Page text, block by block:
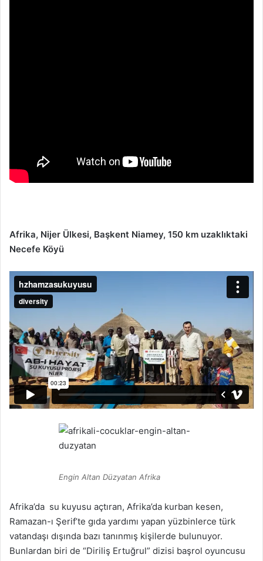
Afrika, Nijer Ülkesi, Başkent Niamey, 150 km uzaklıktaki
Necefe Köyü
Engin Altan Düzyatan Afrika
Afrika’da su kuyusu açtıran, Afrika’da kurban kesen,
Ramazan-ı Şerif’te gıda yardımı yapan yüzbinlerce türk
vatandaşı dışında bazı tanınmış kişilerde bulunuyor.
Bunlardan biri de “Diriliş Ertuğrul” dizisi başrol oyuncusu